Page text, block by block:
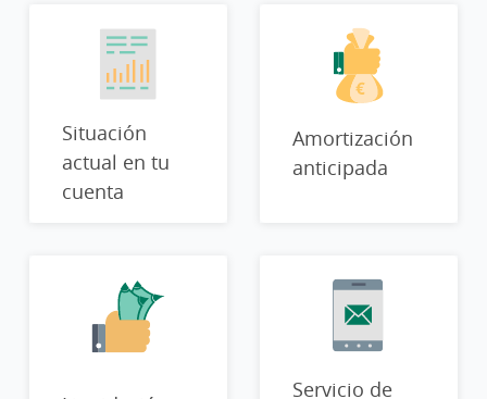
Situación
actual en tu
cuenta
Amortización
anticipada
Servicio de